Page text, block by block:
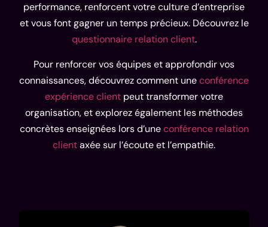
performance, renforcent votre culture d’entreprise
et vous font gagner un temps précieux. Découvrez le
questionnaire relation client.
Pour renforcer vos équipes et approfondir vos
connaissances, découvrez comment uneconférence
expérience client peut transformer votre
organisation, et explorez également les méthodes
concrètes enseignées lors d’uneconférence relation
clientaxée sur l’écoute et l’empathie.